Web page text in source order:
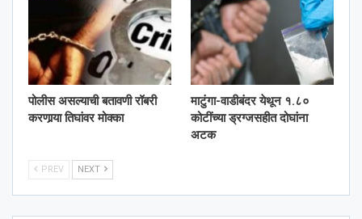
पोलीस असल्याची बतावणी रॉबरी
करणार्‍या तिघांवर मोक्का
माटुंगा-वाडीबंदर येथून १.८०
कोटींच्या ड्रग्जसहीत दोघांना
अटक
PREV NEXT